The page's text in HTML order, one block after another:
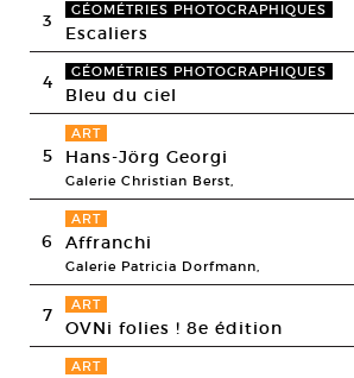
3 GÉOMÉTRIES PHOTOGRAPHIQUES
Escaliers
4 GÉOMÉTRIES PHOTOGRAPHIQUES
Bleu du ciel
5
ART
Hans-Jörg Georgi
Galerie Christian Berst,
6
ART
Affranchi
Galerie Patricia Dorfmann,
7 ART
OVNi folies ! 8e édition
ART